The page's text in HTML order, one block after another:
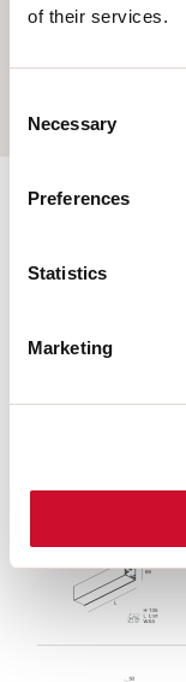
of their services.
Selection
Necessary
Preferences
Statistics
Marketing
PENDEL